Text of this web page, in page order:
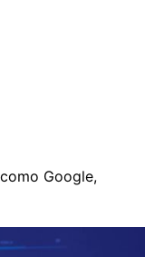
Google,